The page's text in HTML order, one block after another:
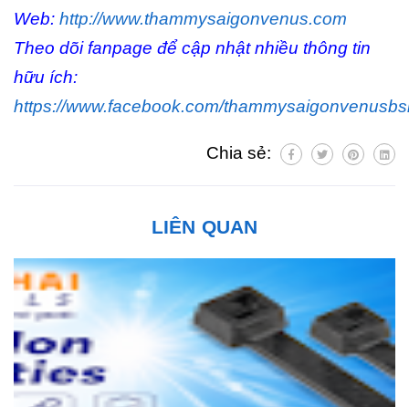
Web: http://www.thammysaigonvenus.com
Theo dõi fanpage để cập nhật nhiều thông tin
hữu ích:
https://www.facebook.com/
Chia sẻ:
LIÊN QUAN